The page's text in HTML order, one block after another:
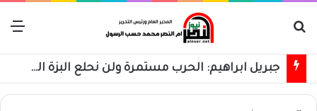
جبريل ابراهيم: الحرب مستمرة ولن نحلع البزة العسكرية حتى استعادة كامل البلاد